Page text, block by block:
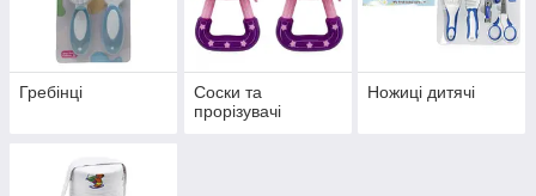
Гребінці
Соски та
прорізувачі
Ножиці дитячі